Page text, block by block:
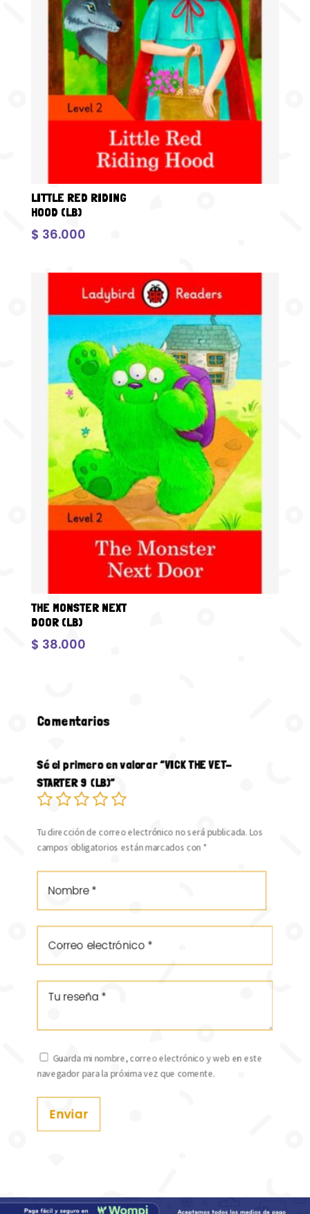
LITTLE RED RIDING
HOOD (LB)
$ 36.000
THE MONSTER NEXT
DOOR (LB)
$ 38.000
Comentarios
Sé el primero en valorar “VICK THE VET-
STARTER 9 (LB)”
Tu dirección de correo electrónico no será publicada. Los
campos obligatorios están marcados con *
Guarda mi nombre, correo electrónico y web en este
navegador para la próxima vez que comente.
Enviar